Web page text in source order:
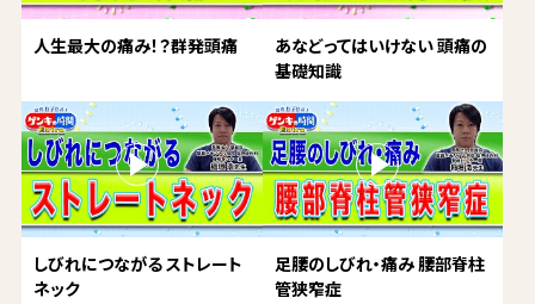
人生最大の痛み！？群発頭痛
あなどってはいけない 頭痛の
基礎知識
しびれにつながる ストレート
ネック
足腰のしびれ・痛み 腰部脊柱
管狭窄症